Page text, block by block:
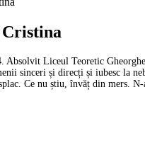
Cristina
Absolvit Liceul Teoretic
sinceri și direcți și iubesc la
Ce nu știu, învăț din mers. N-